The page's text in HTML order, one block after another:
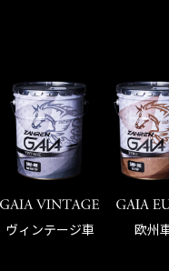
ヴィンテージ車 欧州